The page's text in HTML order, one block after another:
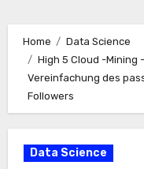
Home
Data Science
High 5 Cloud -Mining
Vereinfachung des
Followers
Data Science